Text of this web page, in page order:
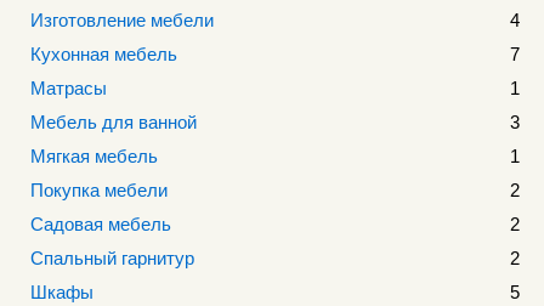
Изготовление мебели
4
Кухонная мебель
7
Матрасы
1
Мебель для ванной
3
Мягкая мебель
1
Покупка мебели
2
Садовая мебель
2
Спальный гарнитур
2
Шкафы
5